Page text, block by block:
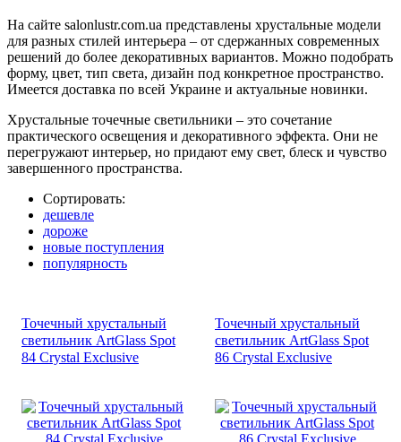
На сайте salonlustr.com.ua представлены хрустальные модели
для разных стилей интерьера – от сдержанных современных
решений до более декоративных вариантов. Можно подобрать
форму, цвет, тип света, дизайн под конкретное пространство.
Имеется доставка по всей Украине и актуальные новинки.
Хрустальные точечные светильники – это сочетание
практического освещения и декоративного эффекта. Они не
перегружают интерьер, но придают ему свет, блеск и чувство
завершенного пространства.
Сортировать:
дешевле
дороже
новые поступления
популярность
Точечный хрустальный
светильник ArtGlass Spot
84 Crystal Exclusive
Точечный хрустальный
светильник ArtGlass Spot
86 Crystal Exclusive